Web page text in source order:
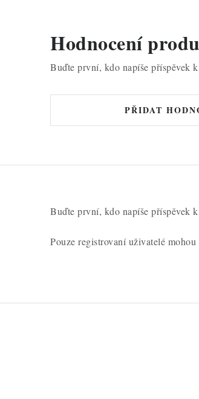
Hodnocení
Buďte první, kdo napíše příspěvek
PŘIDAT
Buďte první, kdo napíše příspěvek
Pouze registrovaní uživatelé